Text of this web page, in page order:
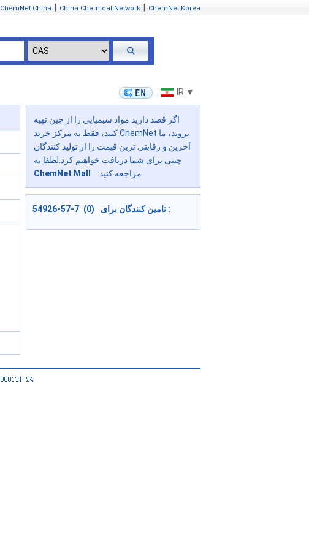
ChemNet China China Chemical Network ChemNet Korea
IR ▼
اگر قصد دارید مواد شیمیایی را از چین تهیه
کنید، فقط به مرکز خرید ChemNet بروید، ما
آخرین و رقابتی ترین قیمت را از تولید کنندگان
چینی برای شما دریافت خواهیم کرد.لطفا به
ChemNet Mall
مراجعه کنید
54926-57-7 (0) تامین کنندگان برای :